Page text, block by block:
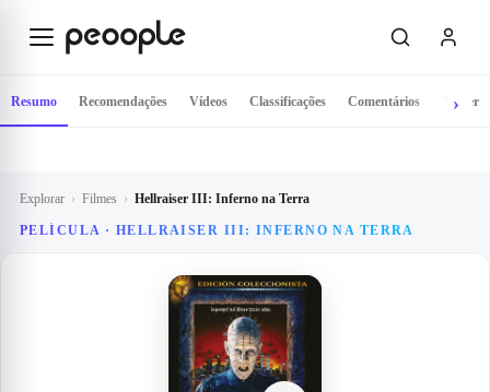
Explorar › Filmes › Hellraiser III: Inferno na Terra
PELÍCULA · HELLRAISER III: INFERNO NA TERRA
Resumo Recomendações Vídeos Classificações Comentários Trailer